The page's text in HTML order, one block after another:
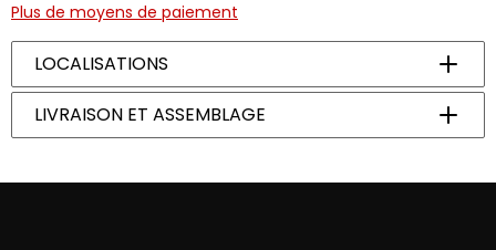
Plus de moyens de paiement
LOCALISATIONS
Laval,2190 Boul Des Laurentides, 1 866-858-9702
Longueuil,321 Rue Lawrence, 1 866-858-9702
LIVRAISON ET ASSEMBLAGE
ASSEMBLAGE À L'INTÉRIEUR, VEUILLEZ NOUS APPELER